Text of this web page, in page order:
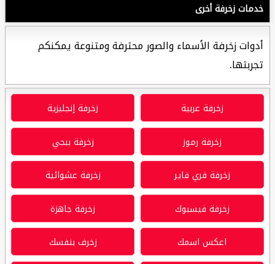
خدمات زخرفة أخرى
أدوات زخرفة الأسماء والصور محترفة ومتنوعة يمكنكم
تجربتها.
زخرفة عربية زخرفة إنجليزية
زخرفة رموز زخرفة ببجي
زخرفة فري فاير زخرفة عشوائية
زخرفة فيسبوك زخرفة جاهزة
اعكس اسمك زخرف بنفسك